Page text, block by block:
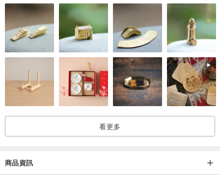
手感舒適，
貼心設計，優雅大氣隨心所欲！
時尚就是，剛剛好。
看更多
商品資訊